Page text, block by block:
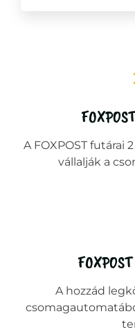
A FOXPOST futárai
vállalják a
A hozzád